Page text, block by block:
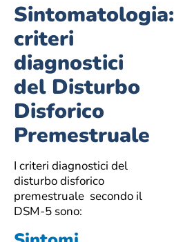
Sintomatologia:
criteri
diagnostici
del Disturbo
Disforico
Premestruale
I criteri diagnostici del
disturbo disforico
premestruale secondo il
DSM-5 sono: